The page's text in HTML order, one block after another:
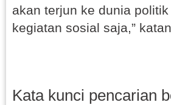
akan terjun ke dunia
kegiatan sosial saja,”
Kata kunci pencarian